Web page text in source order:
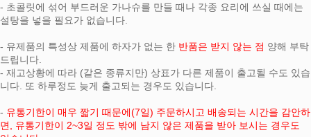
- 초콜릿에 섞어 부드러운 가나슈를 만들 때나 각종 요리에 쓰실 때에는
설탕을 넣을 필요가 없습니다.
- 유제품의 특성상 제품에 하자가 없는 한 반품은 받지 않는 점 양해 부탁
드립니다.
- 재고상황에 따라 (같은 종류지만) 상표가 다른 제품이 출고될 수도 있습
니다. 또 하루정도 늦게 출고되는 경우도 있습니다.
- 유통기한이 매우 짧기 때문에(7일) 주문하시고 배송되는 시간을 감안하
면, 유통기한이 2~3일 정도 밖에 남지 않은 제품을 받아 보시는 경우도